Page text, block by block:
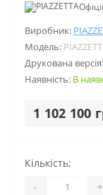
Виробник:
Модель:
Друкована версія:
Наявність: В
1 102 100
Кількість:
- +